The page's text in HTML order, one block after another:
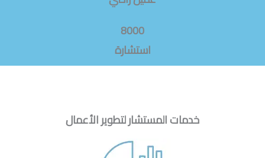
8000
استشارة
خدمات المستشار لتطوير الأعمال